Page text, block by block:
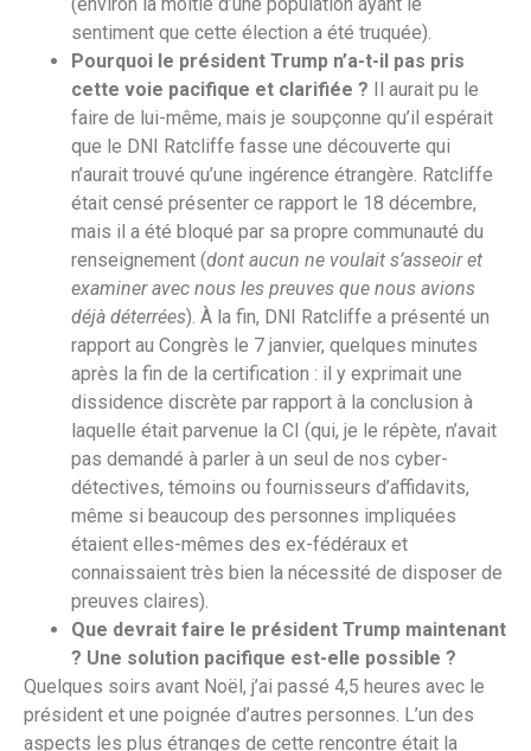
sentiment que cette élection a été truquée).
Pourquoi le président Trump n’a-t-il pas pris
cette voie pacifique et clarifiée ?
Il aurait pu le
faire de lui-même, mais je soupçonne qu’il espérait
que le DNI Ratcliffe fasse une découverte qui
n’aurait trouvé qu’une ingérence étrangère. Ratcliffe
était censé présenter ce rapport le 18 décembre,
mais il a été bloqué par sa propre communauté du
renseignement (dont aucun ne voulait s’asseoir et
examiner avec nous les preuves que nous avions
déjà déterrées). À la fin, DNI Ratcliffe a présenté un
rapport au Congrès le 7 janvier, quelques minutes
après la fin de la certification : il y exprimait une
dissidence discrète par rapport à la conclusion à
laquelle était parvenue la CI (qui, je le répète, n’avait
pas demandé à parler à un seul de nos cyber-
détectives, témoins ou fournisseurs d’affidavits,
même si beaucoup des personnes impliquées
étaient elles-mêmes des ex-fédéraux et
connaissaient très bien la nécessité de disposer de
preuves claires).
Que devrait faire le président Trump maintenant
? Une solution pacifique est-elle possible ?
Quelques soirs avant Noël, j’ai passé 4,5 heures avec le
président et une poignée d’autres personnes. L’un des
aspects les plus étranges de cette rencontre était la